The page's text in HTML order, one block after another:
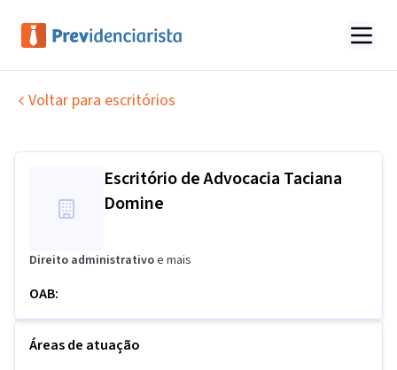
Voltar para escritórios
Escritório de Advocacia Taciana
Domine
Direito administrativoe mais
OAB:
Áreas de atuação